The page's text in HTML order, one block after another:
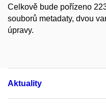
Celkově bude pořízeno
souborů metadaty, dvou
úpravy.
Aktuality